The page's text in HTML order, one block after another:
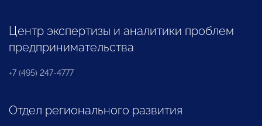
Центр экспертизы и аналитики проблем
предпринимательства
+7 (495) 247-4777
Отдел регионального развития